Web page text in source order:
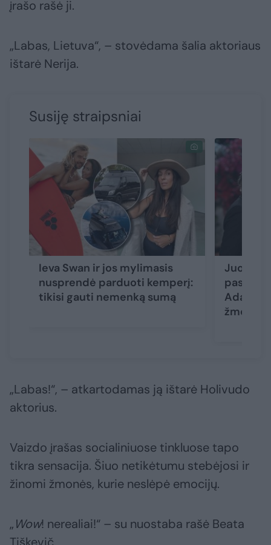
įrašo rašė ji.
„Labas, Lietuva“, – stovėdama šalia aktoriaus
ištarė Nerija.
Susiję straipsniai
Ieva Swan ir jos mylimasis
nusprendė parduoti kemperį:
tikisi gauti nemenką sumą
Juozas
„Labas!“, – atkartodamas ją ištarė Holivudo
aktorius.
Vaizdo įrašas socialiniuose tinkluose tapo
tikra sensacija. Šiuo netikėtumu stebėjosi ir
žinomi žmonės, kurie neslėpė emocijų.
„Wow! nerealiai!“ – su nuostaba rašė Beata